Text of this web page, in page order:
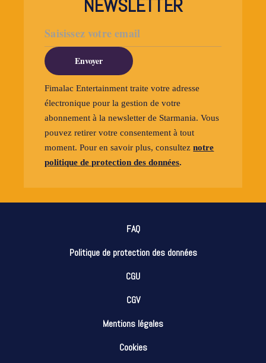
NEWSLETTER
Envoyer
Fimalac Entertainment traite votre adresse
électronique pour la gestion de votre
abonnement à la newsletter de Starmania. Vous
pouvez retirer votre consentement à tout
moment. Pour en savoir plus, consulteznotre
politique de protection des données.
FAQ
Politique de protection des données
CGU
CGV
Mentions légales
Cookies